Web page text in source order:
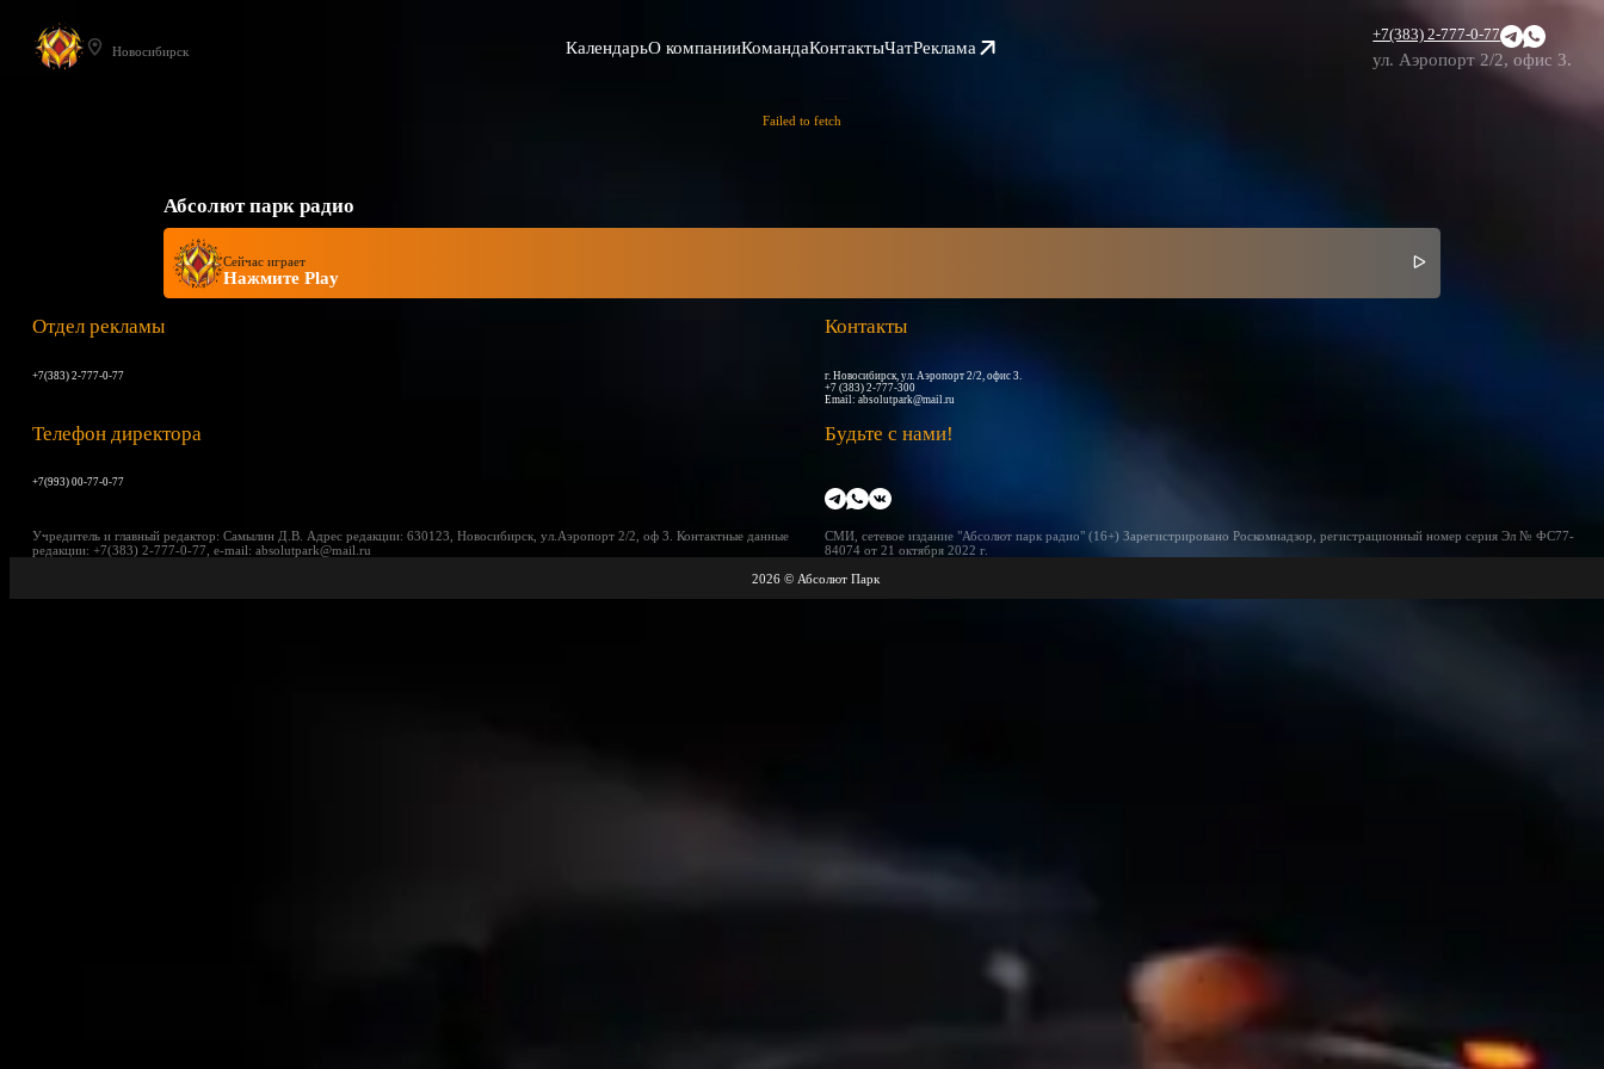
Новосибирск КалендарьО компанииКомандаКонтактыЧатРеклама
+7(383) 2-777-0-77
ул. Аэропорт 2/2, офис 3.
Failed to fetch
Абсолют парк радио
Сейчас играет
Нажмите Play
Отдел рекламы
+7(383) 2-777-0-77
Контакты
г. Новосибирск, ул. Аэропорт 2/2, офис 3.
+7 (383) 2-777-300
Email: absolutpark@mail.ru
Телефон директора
+7(993) 00-77-0-77
Будьте с нами!
Учредитель и главный редактор: Самылин Д.В. Адрес редакции: 630123, Новосибирск, ул.Аэропорт 2/2, оф 3. Контактные данные
редакции: +7(383) 2-777-0-77, e-mail: absolutpark@mail.ru
СМИ, сетевое издание "Абсолют парк радио" (16+) Зарегистрировано Роскомнадзор, регистрационный номер серия Эл № ФС77-
84074 от 21 октября 2022 г.
2026 © Абсолют Парк